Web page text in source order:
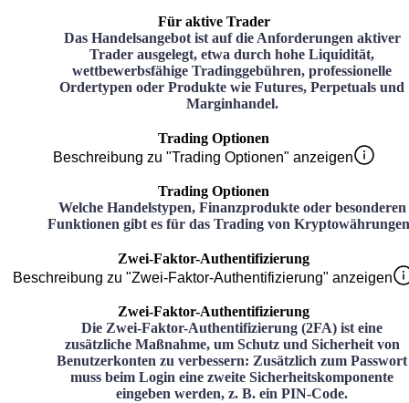
Für aktive Trader
Das Handelsangebot ist auf die Anforderungen aktiver
Trader ausgelegt, etwa durch hohe Liquidität,
wettbewerbsfähige Tradinggebühren, professionelle
Ordertypen oder Produkte wie Futures, Perpetuals und
Marginhandel.
Trading Optionen
Beschreibung zu "Trading Optionen" anzeigen
Trading Optionen
Welche Handelstypen, Finanzprodukte oder besonderen
Funktionen gibt es für das Trading von
Zwei-Faktor-Authentifizierung
Beschreibung zu "Zwei-Faktor-Authentifizierung" anzeigen
Zwei-Faktor-Authentifizierung
Die Zwei-Faktor-Authentifizierung (2FA) ist eine
zusätzliche Maßnahme, um Schutz und Sicherheit von
Benutzerkonten zu verbessern: Zusätzlich zum Passwort
muss beim Login eine zweite Sicherheitskomponente
eingeben werden, z. B. ein PIN-Code.